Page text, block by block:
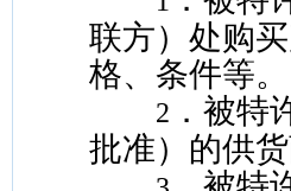
联方）处购
格、条件等。
2 ．被特
批准）的供